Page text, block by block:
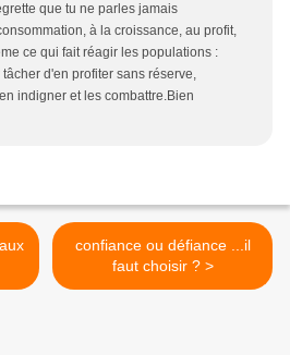
que tu ne parles jamais
à la croissance, au profit,
ce qui fait réagir les populations :
d'en profiter sans réserve,
indigner et les combattre.Bien
confiance ou défiance ...il
faut choisir ? >